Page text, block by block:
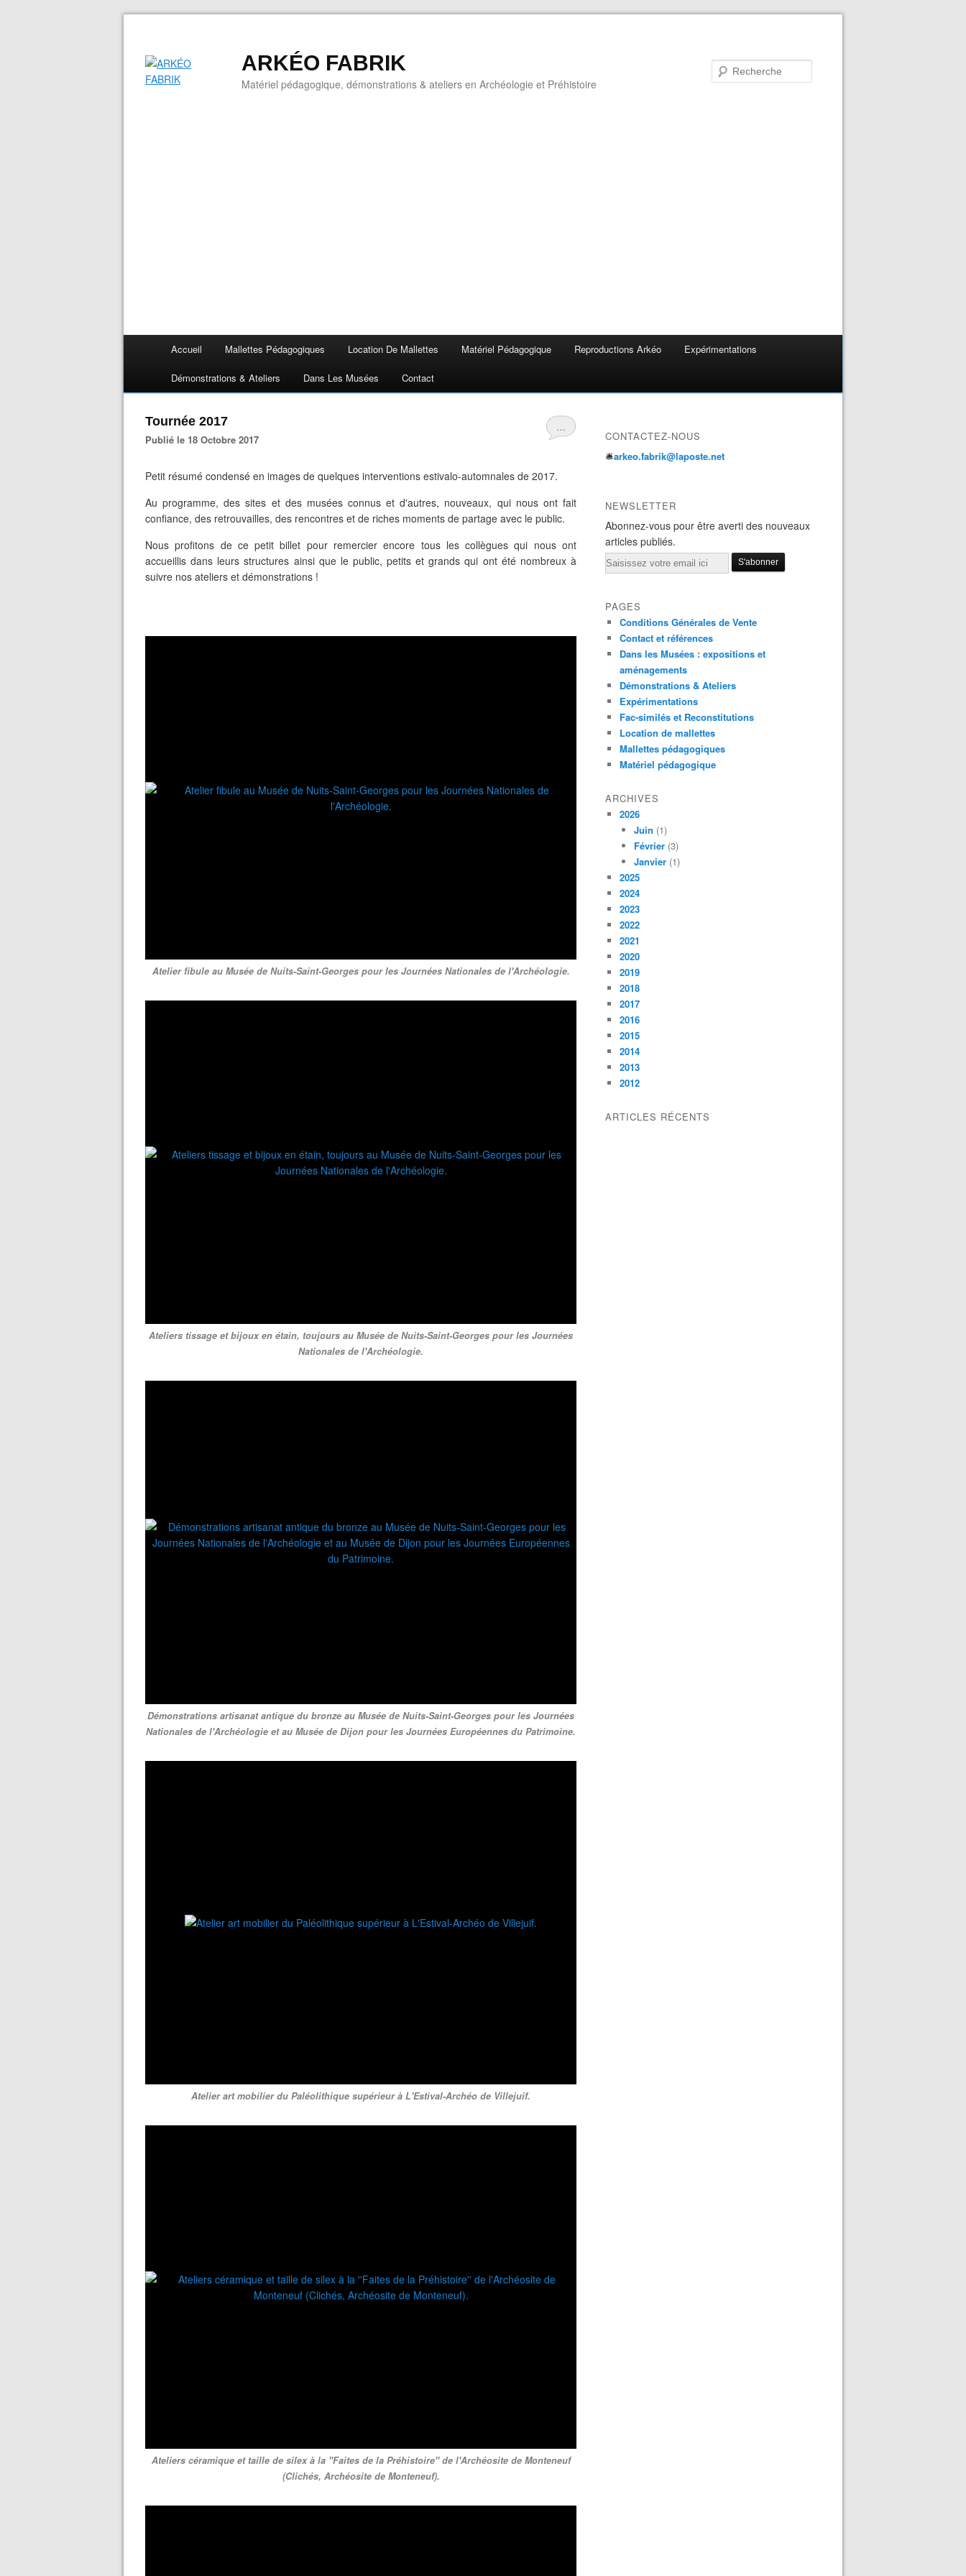
ARKÉO FABRIK
Matériel pédagogique, démonstrations & ateliers en Archéologie et Préhistoire
Accueil Mallettes Pédagogiques Location De Mallettes Matériel Pédagogique Reproductions Arkéo Expérimentations
Démonstrations & Ateliers Dans Les Musées Contact
…
Tournée 2017
Publié le 18 Octobre 2017
Petit résumé condensé en images de quelques interventions estivalo-automnales de 2017.
Au programme, des sites et des musées connus et d'autres, nouveaux, qui nous ont fait
confiance, des retrouvailles, des rencontres et de riches moments de partage avec le public.
Nous profitons de ce petit billet pour remercier encore tous les collègues qui nous ont
accueillis dans leurs structures ainsi que le public, petits et grands qui ont été nombreux à
suivre nos ateliers et démonstrations !
Atelier fibule au Musée de Nuits-Saint-Georges pour les Journées Nationales de l'Archéologie.
Ateliers tissage et bijoux en étain, toujours au Musée de Nuits-Saint-Georges pour les Journées
Nationales de l'Archéologie.
Démonstrations artisanat antique du bronze au Musée de Nuits-Saint-Georges pour les Journées
Nationales de l'Archéologie et au Musée de Dijon pour les Journées Européennes du Patrimoine.
Atelier art mobilier du Paléolithique supérieur à L'Estival-Archéo de Villejuif.
Ateliers céramique et taille de silex à la ''Faites de la Préhistoire'' de l'Archéosite de Monteneuf
(Clichés, Archéosite de Monteneuf).
CONTACTEZ-NOUS
🛎arkeo.fabrik@laposte.net
NEWSLETTER
Abonnez-vous pour être averti des nouveaux
articles publiés.
Email
PAGES
Conditions Générales de Vente
Contact et références
Dans les Musées : expositions et
aménagements
Démonstrations & Ateliers
Expérimentations
Fac-similés et Reconstitutions
Location de mallettes
Mallettes pédagogiques
Matériel pédagogique
ARCHIVES
2026
Juin (1)
Février (3)
Janvier (1)
2025
2024
2023
2022
2021
2020
2019
2018
2017
2016
2015
2014
2013
2012
ARTICLES RÉCENTS